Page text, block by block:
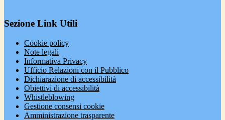
Sezione Link Utili
Cookie policy
Note legali
Informativa Privacy
Ufficio Relazioni con il Pubblico
Dichiarazione di accessibilità
Obiettivi di accessibilità
Whistleblowing
Gestione consensi cookie
Amministrazione trasparente